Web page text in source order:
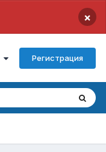
×
Регистрация